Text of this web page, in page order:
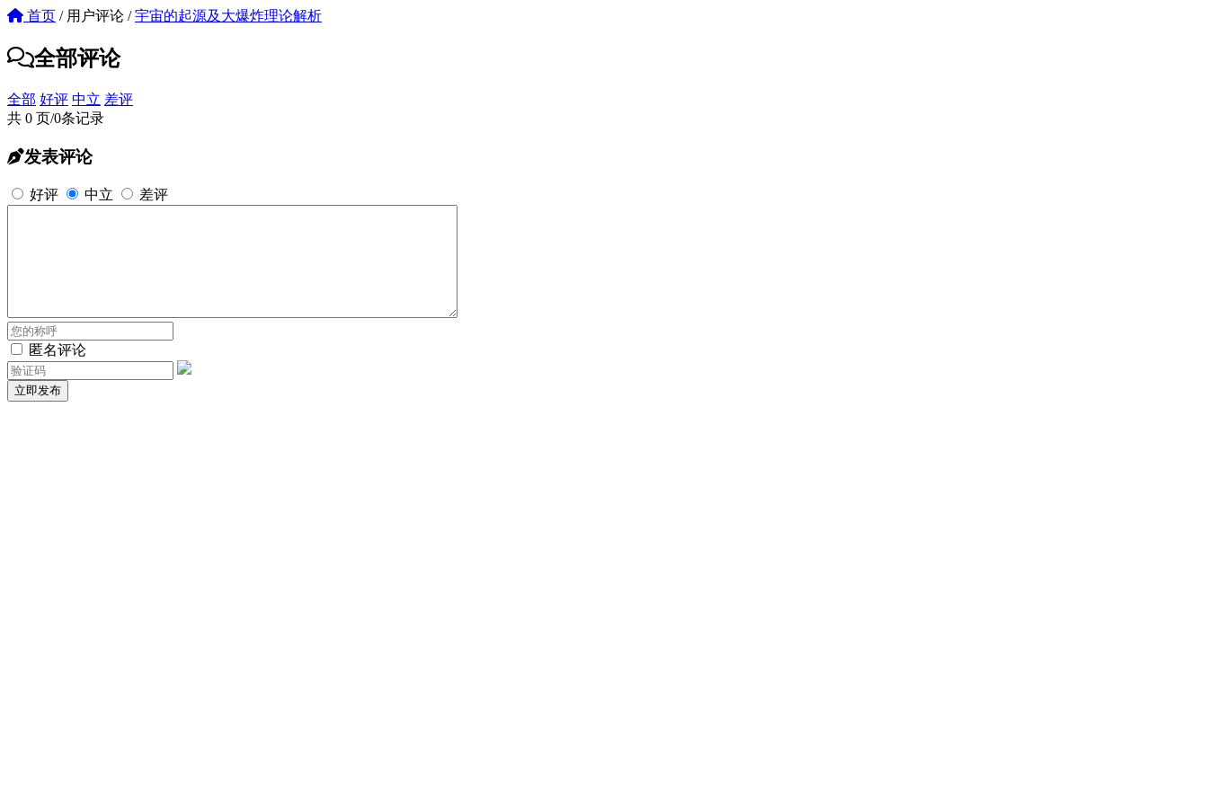
首页 /用户评论 / 宇宙的起源及大爆炸理论解析
全部评论
全部 好评 中立 差评
共 0 页/0条记录
发表评论
好评 中立 差评
匿名评论
立即发布